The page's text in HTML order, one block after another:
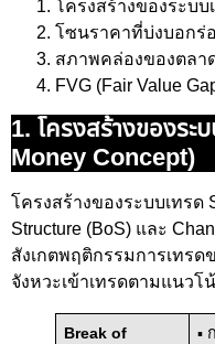
โครงสร้างของระบบ
โซนราคาที่บ่งบอกร่
สภาพคล่องของตลา
FVG (Fair Value
1. โครงสร้างของร
Money Concept)
โครงสร้างของระบบเทรด
Structure (BoS) และ
สังเกตพฤติกรรมการเทรด
จังหวะเข้าเทรดตามแนว
Break of
▪